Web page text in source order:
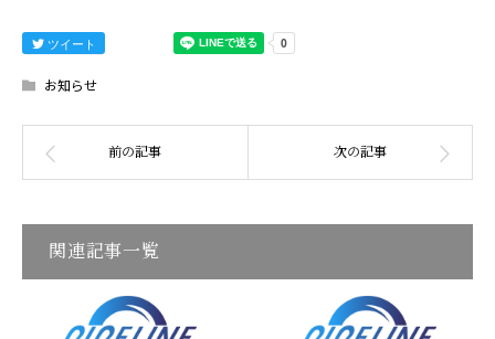
ツイート
お知らせ
関連記事一覧